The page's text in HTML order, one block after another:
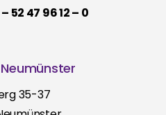
52 47 96 12 – 0
35-37